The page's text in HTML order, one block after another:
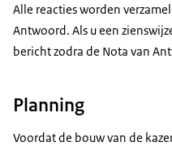
Alle reacties worden
Antwoord. Als u een
bericht zodra de Nota van
Planning
Voordat de bouw van de